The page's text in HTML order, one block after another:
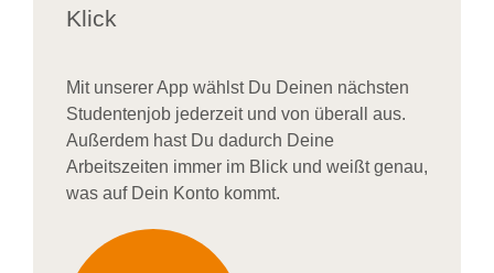
Klick
Mit unserer App wählst Du Deinen nächsten
Studentenjob jederzeit und von überall aus.
Außerdem hast Du dadurch Deine
Arbeitszeiten immer im Blick und weißtgenau,
was auf Dein Konto kommt.